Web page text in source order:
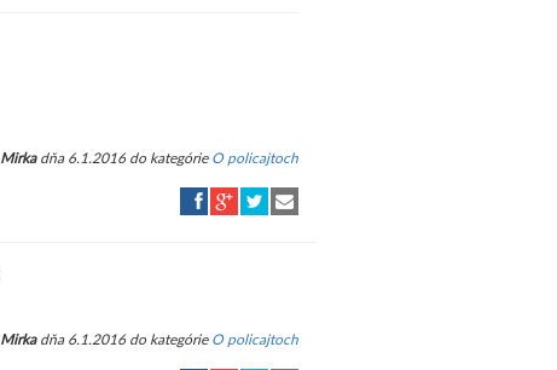
Mirkadňa 6.1.2016 do kategórie O policajtoch
Mirkadňa 6.1.2016 do kategórie O policajtoch